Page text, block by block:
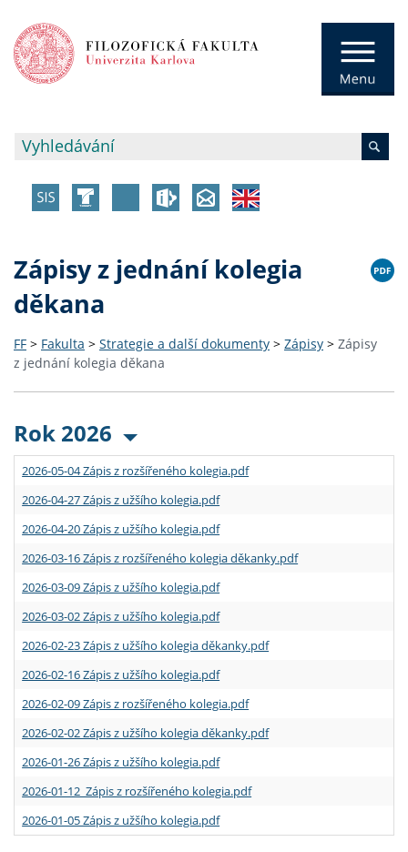
Zápisy z jednání kolegia
děkana
FF > Fakulta > Strategie a další dokumenty > Zápisy > Zápisy
z jednání kolegia děkana
Rok 2026
2026-05-04 Zápis z rozšířeného kolegia.pdf
2026-04-27 Zápis z užšího kolegia.pdf
2026-04-20 Zápis z užšího kolegia.pdf
2026-03-16 Zápis z rozšířeného kolegia děkanky.pdf
2026-03-09 Zápis z užšího kolegia.pdf
2026-03-02 Zápis z užšího kolegia.pdf
2026-02-23 Zápis z užšího kolegia děkanky.pdf
2026-02-16 Zápis z užšího kolegia.pdf
2026-02-09 Zápis z rozšířeného kolegia.pdf
2026-02-02 Zápis z užšího kolegia děkanky.pdf
2026-01-26 Zápis z užšího kolegia.pdf
2026-01-12 Zápis z rozšířeného kolegia.pdf
2026-01-05 Zápis z užšího kolegia.pdf